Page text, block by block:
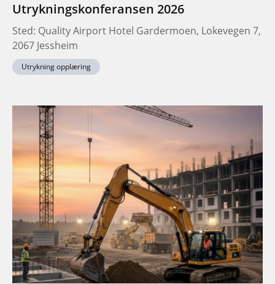
Utrykningskonferansen 2026
Sted: Quality Airport Hotel Gardermoen, Lokevegen 7,
2067 Jessheim
Utrykning opplæring